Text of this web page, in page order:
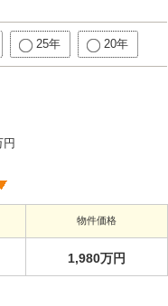
25年 20年
円
物件価格
1,980万円